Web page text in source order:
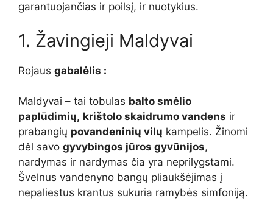
garantuojančias ir poilsį, ir nuotykius.
1. Žavingieji Maldyvai
Rojaus gabalėlis :
Maldyvai – tai tobulas balto smėlio
paplūdimių, krištolo skaidrumo vandens ir
prabangių povandeninių vilų kampelis. Žinomi
dėl savo gyvybingos jūros gyvūnijos,
nardymas ir nardymas čia yra neprilygstami.
Švelnus vandenyno bangų pliaukšėjimas į
nepaliestus krantus sukuria ramybės simfoniją.